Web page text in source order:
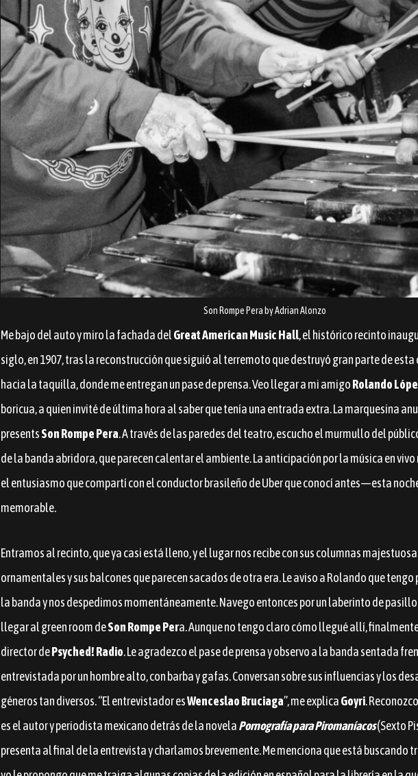
Son Rompe Pera by Adrian Alonzo
Me bajo del auto y miro la fachada delGreat American Music Hall, el histórico recinto
siglo, en 1907, tras la reconstrucción que siguió al terremoto que destruyó gran parte de esta
hacia la taquilla, donde me entregan un pase de prensa. Veo llegar a mi amigoRolando
boricua, a quien invité de última hora al saber que tenía una entrada extra. La marquesina
presentsSon Rompe Pera. A través de las paredes del teatro, escucho el murmullo del
de la banda abridora, que parecen calentar el ambiente. La anticipación por la música en
el entusiasmo que compartí con el conductor brasileño de Uber que conocí antes—esta
memorable.
Entramos al recinto, que ya casi está lleno, y el lugar nos recibe con sus columnas
ornamentales y sus balcones que parecen sacados de otra era. Le aviso a Rolando que
la banda y nos despedimos momentáneamente. Navego entonces por un laberinto de
llegar al green room deSon Rompe Pera. Aunque no tengo claro cómo llegué allí,
director dePsyched! Radio. Le agradezco el pase de prensa y observo a la banda sentada
entrevistada por un hombre alto, con barba y gafas. Conversan sobre sus influencias y los
géneros tan diversos. “El entrevistador esWenceslao Bruciaga”, me explicaGoyri.
es el autor y periodista mexicano detrás de la novelaPornografía para Piromaníacos(Sexto
presenta al final de la entrevista y charlamos brevemente. Me menciona que está buscando